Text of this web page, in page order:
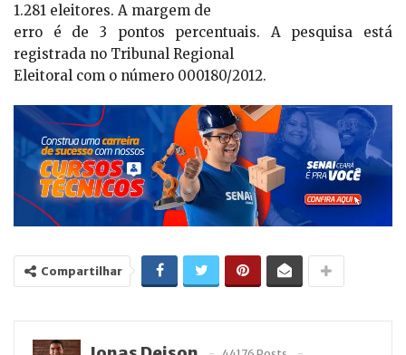
1.281 eleitores. A margem de
erro é de 3 pontos percentuais. A pesquisa está
registrada no Tribunal Regional
Eleitoral com o número 000180/2012.
Compartilhar